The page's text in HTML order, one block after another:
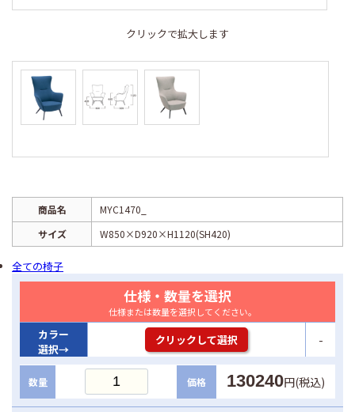
クリックで拡大します
商品名
MYC1470_
サイズ
W850×D920×H1120(SH420)
全ての椅子
仕様・数量を選択
仕様または数量を選択してください。
カラー
選択→
クリックして選択 -
数量 価格 130240円(税込)